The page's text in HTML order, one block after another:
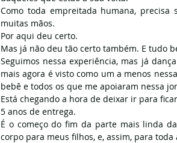
Como toda empreitada humana,
muitas mãos.
Por aqui deu certo.
Mas já não deu tão certo também. E tudo
Seguimos nessa experiência, mas já
mais agora é visto como um a menos
bebê e todos os que me apoiaram nessa
Está chegando a hora de deixar ir para
5 anos de entrega.
É o começo do fim da parte mais linda
corpo para meus filhos, e, assim, para